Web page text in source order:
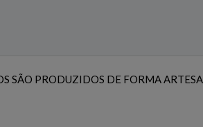
SÃO PRODUZIDOS DE FORMA